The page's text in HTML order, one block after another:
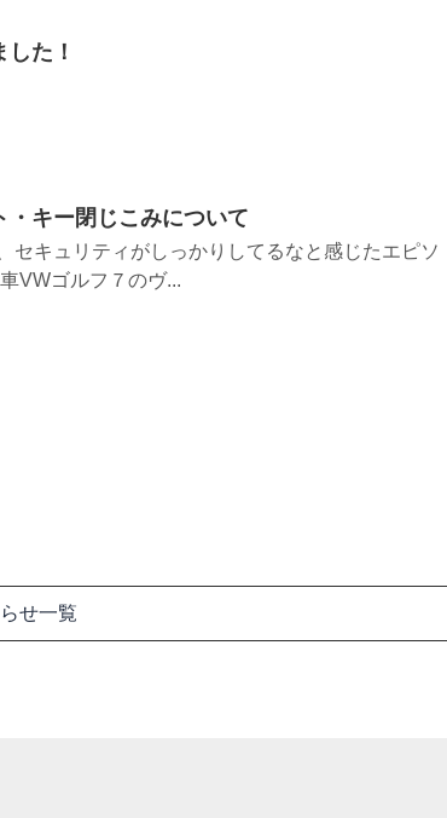
た！
・キー閉じこみについて
セキュリティがしっかりしてるなと感じたエピソ
VWゴルフ７のヴ...
せ一覧